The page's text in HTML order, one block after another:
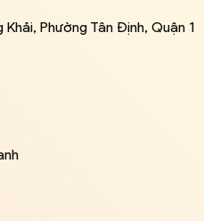
Phường Tân Định, Quận 1